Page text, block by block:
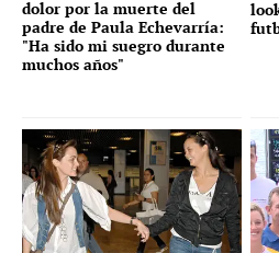
dolor por la muerte del
padre de Paula Echevarría:
"Ha sido mi suegro durante
muchos años"